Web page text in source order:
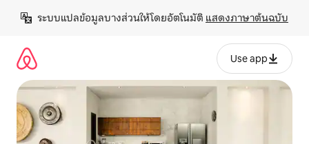
เนื้อหา
ระบบแปลข้อมูลบางส่วนให้โดยอัตโนมัติ แสดงภาษาต้นฉบับ
Use app